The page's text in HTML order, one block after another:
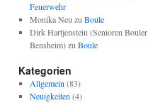
Feuerwehr
Monika Neu zu Boule
Dirk Hartjenstein (Senioren Bouler
Bensheim)zu Boule
Kategorien
Allgemein (83)
Neuigkeiten (4)